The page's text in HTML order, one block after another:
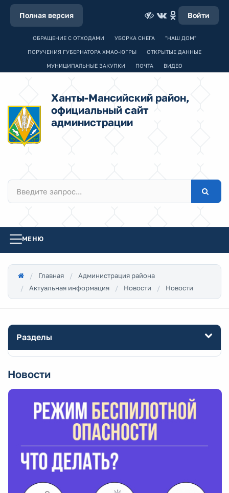
Полная версия Войти
ОБРАЩЕНИЕ С ОТХОДАМИ УБОРКА СНЕГА "НАШ ДОМ"
ПОРУЧЕНИЯ ГУБЕРНАТОРА ХМАО-ЮГРЫ ОТКРЫТЫЕ ДАННЫЕ
МУНИЦИПАЛЬНЫЕ ЗАКУПКИ ПОЧТА ВИДЕО
Ханты-Мансийский район,
официальный сайт
администрации
МЕНЮ
Главная
Администрация района
Актуальная информация
Новости Новости
Разделы
Новости